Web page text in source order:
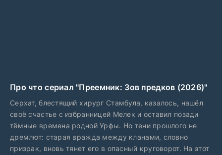
Про что сериал "Преемник: Зов предков (2026)"
Серхат, блестящий хирург Стамбула, казалось, нашёл
своё счастье с избранницей Мелек и оставил позади
тёмные времена родной Урфы. Но тени прошлого не
дремлют: старая вражда между кланами, словно
призрак, вновь тянет его в опасный круговорот. На этот